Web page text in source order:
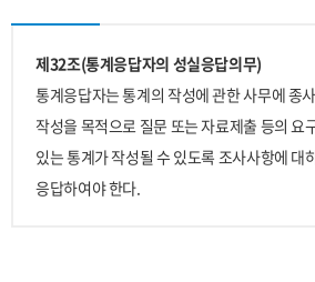
제32조(통계응답자의 성실응답의무)
통계응답자는 통계의 작성에 관한 사무에 종
작성을 목적으로 질문 또는 자료제출 등의 요
있는 통계가 작성될 수 있도록 조사사항에 대
응답하여야 한다.